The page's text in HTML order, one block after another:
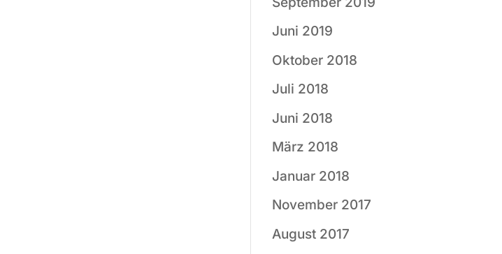
Juni 2019
Oktober 2018
Juli 2018
Juni 2018
März 2018
Januar 2018
November 2017
August 2017